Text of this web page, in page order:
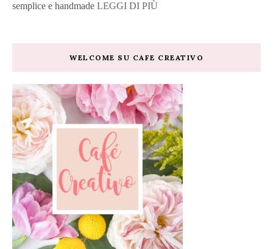
semplice e handmade LEGGI DI PIÙ
WELCOME SU CAFE CREATIVO